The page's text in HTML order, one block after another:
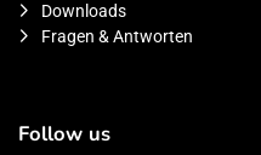
Downloads
Fragen & Antworten
Follow us